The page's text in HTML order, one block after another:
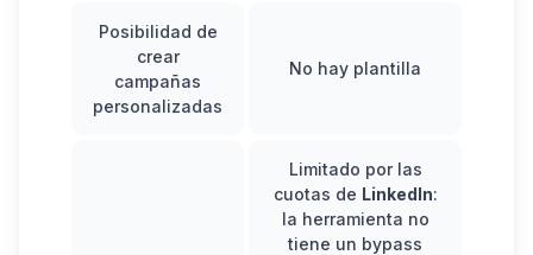
Posibilidad de
crear
campañas
personalizadas
No hay plantilla
Limitado por las
cuotas de LinkedIn:
la herramienta no
tiene un bypass